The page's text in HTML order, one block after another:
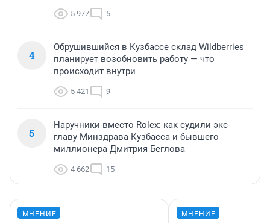
5 977 5
4
Обрушившийся в Кузбассе склад Wildberries
планирует возобновить работу — что
происходит внутри
5 421 9
5
Наручники вместо Rolex: как судили экс-
главу Минздрава Кузбасса и бывшего
миллионера Дмитрия Беглова
4 662 15
МНЕНИЕ МНЕНИЕ